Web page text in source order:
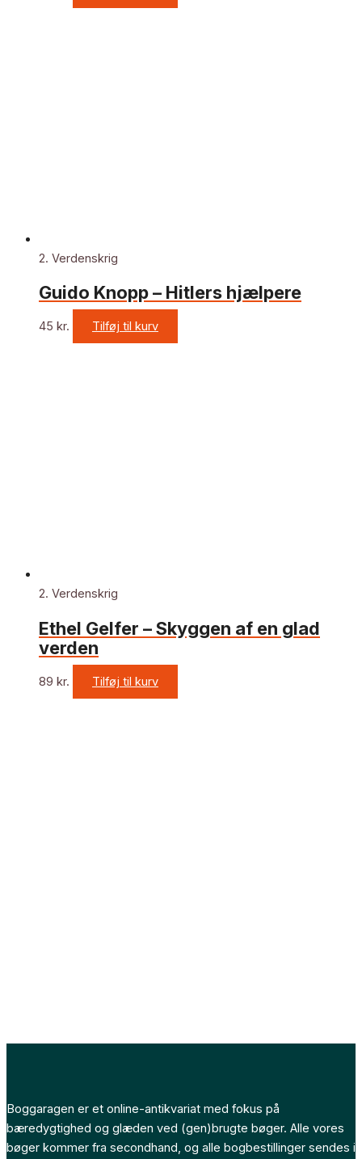
2. Verdenskrig
Guido Knopp – Hitlers hjælpere
45 kr. Tilføj til kurv
2. Verdenskrig
Ethel Gelfer – Skyggen af en glad
verden
89 kr. Tilføj til kurv
Boggaragen er et online-antikvariat med fokus på
bæredygtighed og glæden ved (gen)brugte bøger. Alle vores
bøger kommer fra secondhand, og alle bogbestillinger sendes i